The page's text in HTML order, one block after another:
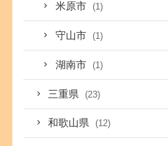
米原市 (1)
守山市 (1)
湖南市 (1)
三重県 (23)
和歌山県 (12)